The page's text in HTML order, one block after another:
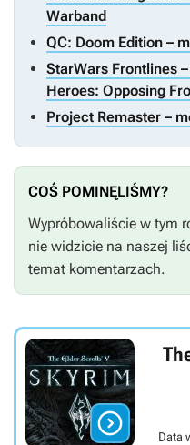
Warband
QC: Doom Edition –
StarWars Frontlines
Heroes: Opposing
Project Remaster –
COŚ POMINĘLIŚMY?
Wypróbowaliście w tym
nie widzicie na naszej
temat komentarzach.
 Data